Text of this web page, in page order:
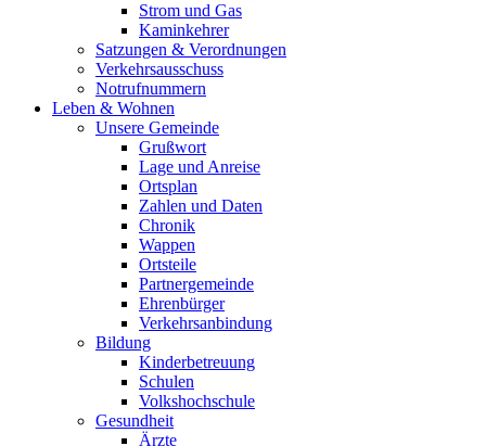
Strom und Gas
Kaminkehrer
Satzungen & Verordnungen
Verkehrsausschuss
Notrufnummern
Leben & Wohnen
Unsere Gemeinde
Grußwort
Lage und Anreise
Ortsplan
Zahlen und Daten
Chronik
Wappen
Ortsteile
Partnergemeinde
Ehrenbürger
Verkehrsanbindung
Bildung
Kinderbetreuung
Schulen
Volkshochschule
Gesundheit
Ärzte